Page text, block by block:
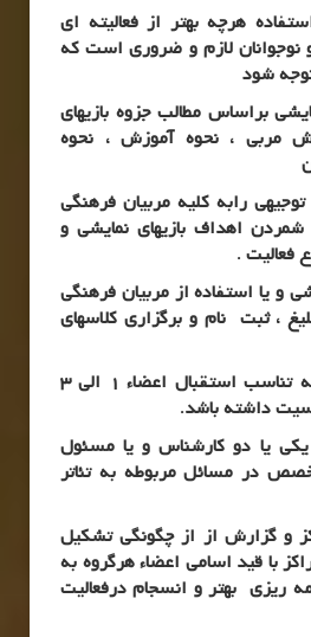
هرچه بهتر از فعالیته ای
نوجوانان لازم و ضروری است که
شود
براساس مطالب جزوه بازیهای
مربی ، نحوه آموزش ، نحوه
رابه کلیه مربیان فرهنگی
اهداف بازیهای نمایشی و
فعالیت .
و یا استفاده از مربیان فرهنگی
، ثبت نام و برگزاری کلاسهای
4- هرمرکز میتواند به تناسب استقبال اعضاء 1 الی 3
داشته باشد.
یا دو کارشناس و یا مسئول
در مسائل مربوطه به تئاتر
و گزارش از از چگونگی تشکیل
با قید اسامی اعضاء هرگروه به
ریزی بهتر و انسجام درفعالیت